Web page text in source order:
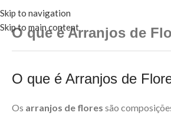
Skip to navigation
Skip to main content
O que é Arranjos de
O que é Arranjos de
Os arranjos de flores são